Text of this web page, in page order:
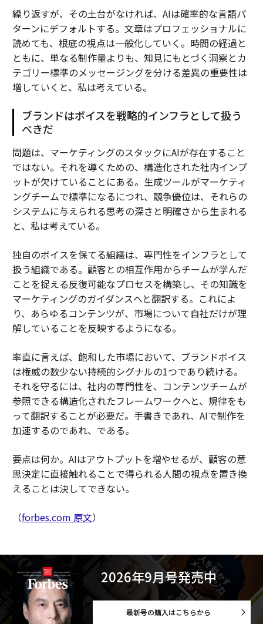
繰り返すが、その土台がなければ、AIは確率的な言語パ
ターンにデフォルトする。文章はプロフェッショナルに
読めても、根底の視点は一般化していく。時間の経過と
ともに、単なる制作量よりも、知見にもとづく洞察とカ
テゴリー標準のメッセージングを分ける差異の重要性は
増していくと、私は考えている。
ブランドはボイスを戦略的インフラとして扱う
べきだ
問題は、マーケティングのスタックにAIが存在すること
ではない。それを導くための、構造化された社内インプ
ットが欠けていることにある。生成ツールがマーケティ
ングチームで標準になるにつれ、競争優位は、それらの
システムに与えられる思考の深さと明確さから生まれる
と、私は考えている。
独自のボイスを保てる組織は、専門性をインフラとして
扱う組織である。顧客との相互作用からチームが学んだ
ことを捉える反復可能なプロセスを構築し、その知識を
マーケティングのガイダンスへと翻訳する。これによ
り、あらゆるコンテンツが、市場について自社だけが理
解していることを反映するようになる。
率直に言えば、飽和した市場において、ブランドボイス
は権威の数少ない持続的シグナルの1つであり続ける。
それを守るには、社内の専門性を、コンテンツチームが
参照できる構造化されたフレームワークへと、規律をも
って翻訳することが必要だ。手書きであれ、AIで制作を
加速するのであれ、である。
要点は何か。AIはアウトプットを増やせるが、顧客の意
思決定に直接触れることで得られる人間の視点を置き換
えることは決してできない。
（forbes.com 原文）
2026年9月号発売中
最新号の購入はこちらから